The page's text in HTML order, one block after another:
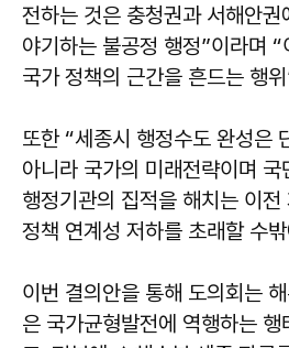
전하는 것은 충청권과 서해안
야기하는 불공정 행정”이라며
국가 정책의 근간을 흔드는 행
또한 “세종시 행정수도 완성은
아니라 국가의 미래전략이며
행정기관의 집적을 해치는 이
정책 연계성 저하를 초래할 수
이번 결의안을 통해 도의회는
은 국가균형발전에 역행하는